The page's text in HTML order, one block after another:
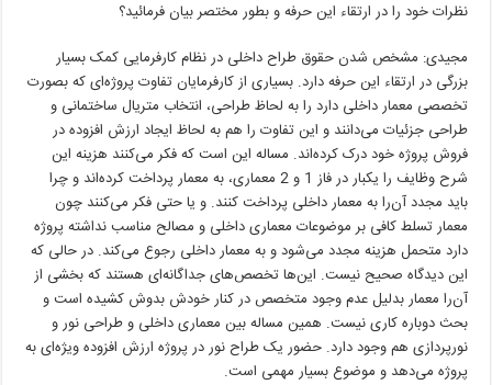
نظرات خود را در ارتقاء این حرفه و بطور مختصر بیان فرمائید؟
مجیدی: مشخص شدن حقوق طراح داخلی در نظام کارفرمایی کمک بسیار
بزرگی در ارتقاء این حرفه دارد. بسیاری از کارفرمایان تفاوت پروژه‌ای که بصورت
تخصصی معمار داخلی دارد را به لحاظ طراحی، انتخاب متریال ساختمانی و
طراحی جزئیات می‌دانند و این تفاوت را هم به لحاظ ایجاد ارزش افزوده در
فروش پروژه خود درک کرده‌اند. مساله این است که فکر می‌کنند هزینه این
شرح وظایف را یکبار در فاز 1 و 2 معماری، به معمار پرداخت کرده‌اند و چرا
باید مجدد آن‌را به معمار داخلی پرداخت کنند. و یا حتی فکر می‌کنند چون
معمار تسلط کافی بر موضوعات معماری داخلی و مصالح مناسب نداشته پروژه
دارد متحمل هزینه مجدد می‌شود و به معمار داخلی رجوع می‌کند. در حالی که
این دیدگاه صحیح نیست. این‌ها تخصص‌های جداگانه‌ای هستند که بخشی از
آن‌را معمار بدلیل عدم وجود متخصص در کنار خودش بدوش کشیده است و
بحث دوباره کاری نیست. همین مساله بین معماری داخلی و طراحی نور و
نورپردازی هم وجود دارد. حضور یک طراح نور در پروژه ارزش افزوده ویژه‌ای به
پروژه می‌دهد و موضوع بسیار مهمی است.